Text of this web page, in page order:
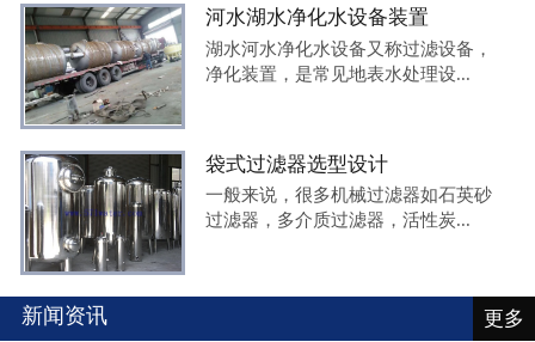
河水湖水净化水设备装置
湖水河水净化水设备又称过滤设备，
净化装置，是常见地表水处理设...
袋式过滤器选型设计
一般来说，很多机械过滤器如石英砂
过滤器，多介质过滤器，活性炭...
新闻资讯 更多